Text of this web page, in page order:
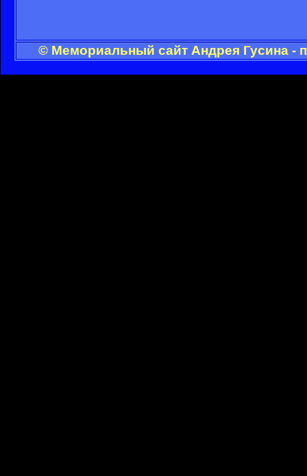
© Мемориальный сайт Андрея Гусина -